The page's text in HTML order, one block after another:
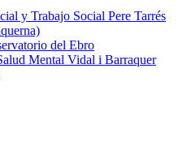
y Trabajo Social Pere Tarrés
del Ebro
Mental Vidal i Barraquer